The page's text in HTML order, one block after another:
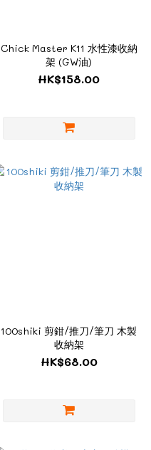
Chick Master K11 水性漆收納
架 (GW油)
HK$158.00
100shiki 剪鉗/推刀/筆刀 木製
收納架
HK$68.00